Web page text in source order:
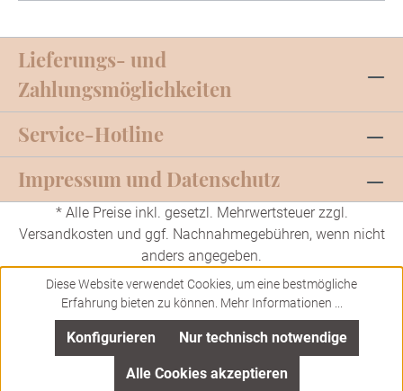
In den Warenkorb
Service-Hotline
Lieferungs- und
Zahlungsmöglichkeiten
Impressum und Datenschutz
* Alle Preise inkl. gesetzl. Mehrwertsteuer zzgl.
Versandkosten und ggf. Nachnahmegebühren, wenn nicht
anders angegeben.
Diese Website verwendet Cookies, um eine bestmögliche
Erfahrung bieten zu können. Mehr Informationen ...
Nur technisch notwendige
Konfigurieren
Alle Cookies akzeptieren